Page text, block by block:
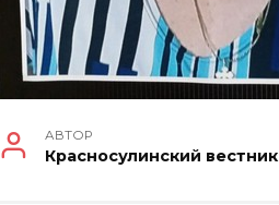
АВТОР
Красносулинский вестник